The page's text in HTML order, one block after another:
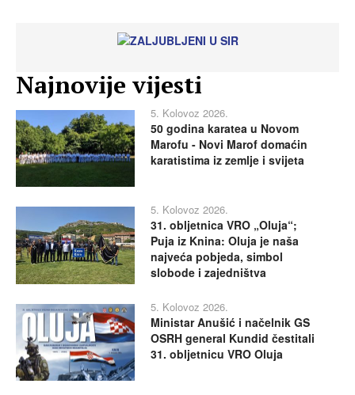
Najnovije vijesti
5. Kolovoz 2026.
50 godina karatea u Novom
Marofu - Novi Marof domaćin
karatistima iz zemlje i svijeta
5. Kolovoz 2026.
31. obljetnica VRO „Oluja“;
Puja iz Knina: Oluja je naša
najveća pobjeda, simbol
slobode i zajedništva
5. Kolovoz 2026.
Ministar Anušić i načelnik GS
OSRH general Kundid čestitali
31. obljetnicu VRO Oluja